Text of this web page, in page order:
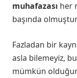
muhafazası her
başında
Fazladan bir
asla bilemeyiz,
mümkün